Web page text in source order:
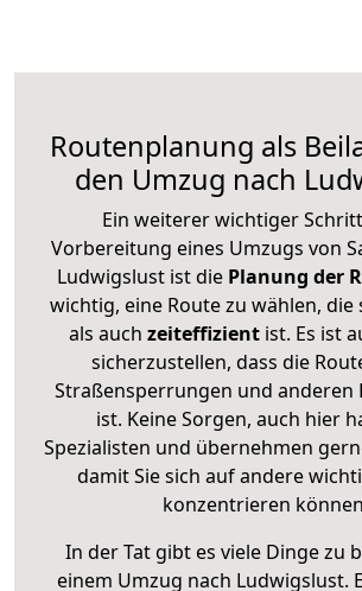
Routenplanung als
den Umzug nach
Ein weiterer wichtiger
Vorbereitung eines Umzugs von
Ludwigslust ist die Planung der
wichtig, eine Route zu wählen, die
als auch zeiteffizientist. Es ist
sicherzustellen, dass die
Straßensperrungen und anderen
ist. Keine Sorgen, auch hier
Spezialisten und übernehmen
damit Sie sich auf andere
konzentrieren
In der Tat gibt es viele Dinge zu
einem Umzug nach Ludwigslust.